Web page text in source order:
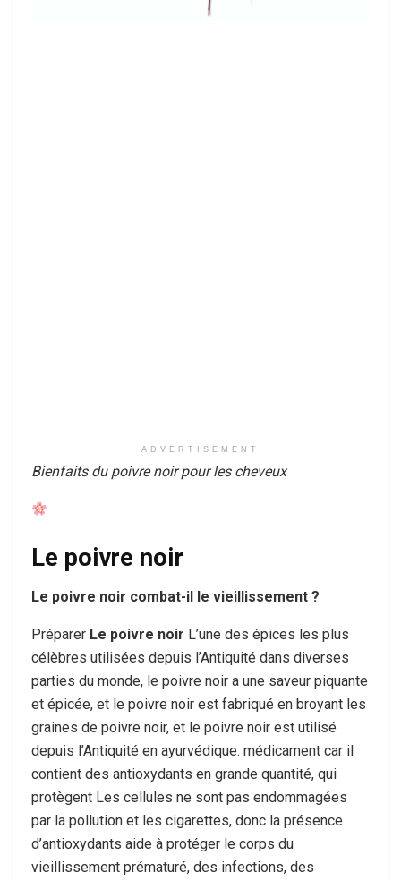
ADVERTISEMENT
Bienfaits du poivre noir pour les cheveux
Le poivre noir
Le poivre noir combat-il le vieillissement ?
Préparer Le poivre noir L’une des épices les plus
célèbres utilisées depuis l’Antiquité dans diverses
parties du monde, le poivre noir a une saveur piquante
et épicée, et le poivre noir est fabriqué en broyant les
graines de poivre noir, et le poivre noir est utilisé
depuis l’Antiquité en ayurvédique. médicament car il
contient des antioxydants en grande quantité, qui
protègent Les cellules ne sont pas endommagées
par la pollution et les cigarettes, donc la présence
d’antioxydants aide à protéger le corps du
vieillissement prématuré, des infections, des